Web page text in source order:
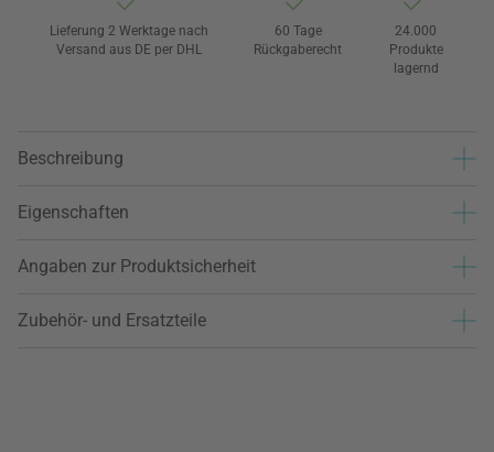
Lieferung 2 Werktage nach
Versand aus DE per DHL
60 Tage
Rückgaberecht
24.000
Produkte
lagernd
Beschreibung
Eigenschaften
Angaben zur Produktsicherheit
Zubehör- und Ersatzteile